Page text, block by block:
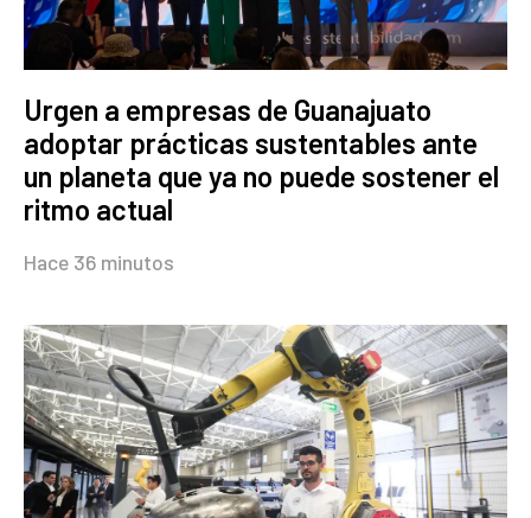
Urgen a empresas de Guanajuato
adoptar prácticas sustentables ante
un planeta que ya no puede sostener el
ritmo actual
Hace 36 minutos